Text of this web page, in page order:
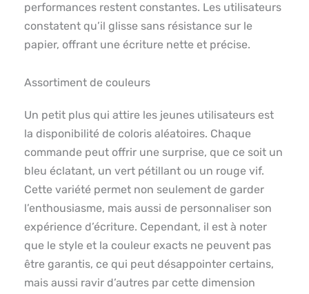
performances restent constantes. Les utilisateurs
constatent qu’il glisse sans résistance sur le
papier, offrant une écriture nette et précise.
Assortiment de couleurs
Un petit plus qui attire les jeunes utilisateurs est
la disponibilité de coloris aléatoires. Chaque
commande peut offrir une surprise, que ce soit un
bleu éclatant, un vert pétillant ou un rouge vif.
Cette variété permet non seulement de garder
l’enthousiasme, mais aussi de personnaliser son
expérience d’écriture. Cependant, il est à noter
que le style et la couleur exacts ne peuvent pas
être garantis, ce qui peut désappointer certains,
mais aussi ravir d’autres par cette dimension